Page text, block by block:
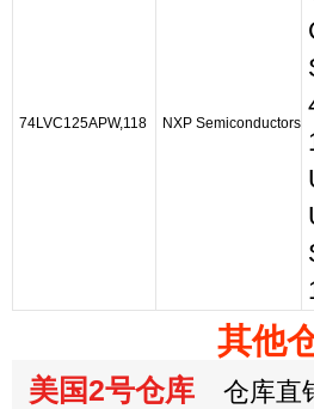
74LVC125APW,118 NXP Semiconductors
其他
美国2号仓库 仓库直